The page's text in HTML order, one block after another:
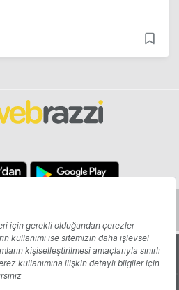
Yazarlar